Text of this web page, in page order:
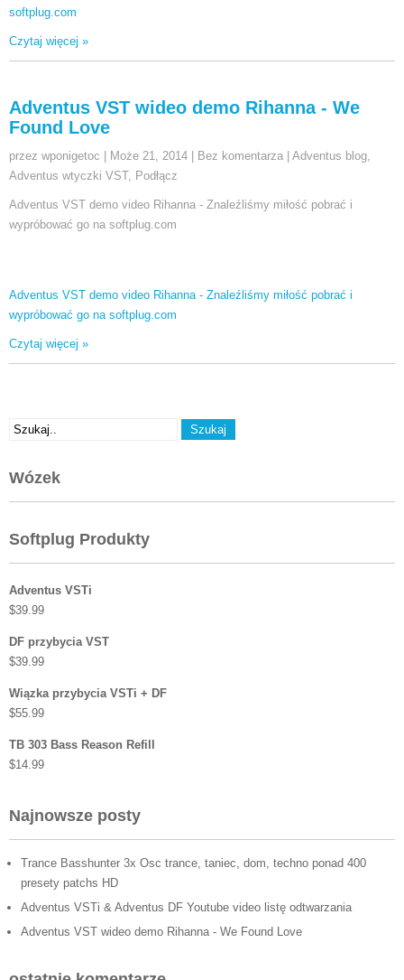
softplug.com
Czytaj więcej »
Adventus VST wideo demo Rihanna - We
Found Love
przez wponigetoc Może 21, 2014 Bez komentarza Adventus blog,
Adventus wtyczki VST, Podłącz
Adventus VST demo video Rihanna - Znaleźliśmy miłość pobrać i
wypróbować go na softplug.com
Adventus VST demo video Rihanna - Znaleźliśmy miłość pobrać i
wypróbować go na softplug.com
Czytaj więcej »
Wózek
Softplug Produkty
Adventus VSTi
$39.99
DF przybycia VST
$39.99
Wiązka przybycia VSTi + DF
$55.99
TB 303 Bass Reason Refill
$14.99
Najnowsze posty
Trance Basshunter 3x Osc trance, taniec, dom, techno ponad 400
presety patchs HD
Adventus VSTi & Adventus DF Youtube video listę odtwarzania
Adventus VST wideo demo Rihanna - We Found Love